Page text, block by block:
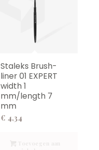
Staleks Brush-
liner 01 EXPERT
width 1
mm/length 7
mm
€ 4,34